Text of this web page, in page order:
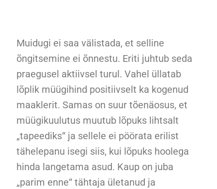
Muidugi ei saa välistada, et selline
õngitsemine ei õnnestu. Eriti juhtub seda
praegusel aktiivsel turul. Vahel üllatab
lõplik müügihind positiivselt ka kogenud
maaklerit. Samas on suur tõenäosus, et
müügikuulutus muutub lõpuks lihtsalt
„tapeediks“ ja sellele ei pöörata erilist
tähelepanu isegi siis, kui lõpuks hoolega
hinda langetama asud. Kaup on juba
„parim enne“ tähtaja ületanud ja